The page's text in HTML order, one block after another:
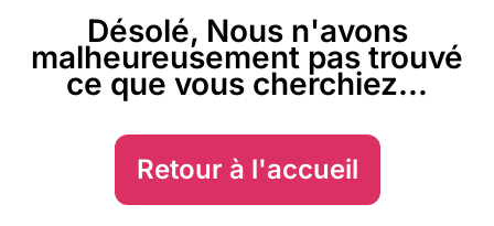
Désolé, Nous n'avons
malheureusement pas trouvé
ce que vous cherchiez...
Retour à l'accueil